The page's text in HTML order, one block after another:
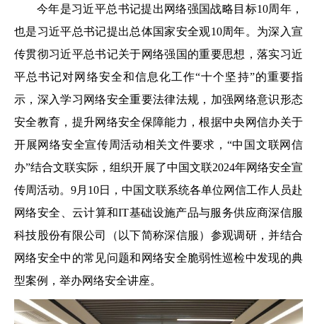
今年是习近平总书记提出网络强国战略目标10周年，
也是习近平总书记提出总体国家安全观10周年。为深入宣
传贯彻习近平总书记关于网络强国的重要思想，落实习近
平总书记对网络安全和信息化工作“十个坚持”的重要指
示，深入学习网络安全重要法律法规，加强网络意识形态
安全教育，提升网络安全保障能力，根据中央网信办关于
开展网络安全宣传周活动相关文件要求，“中国文联网信
办”结合文联实际，组织开展了中国文联2024年网络安全宣
传周活动。9月10日，中国文联系统各单位网信工作人员赴
网络安全、云计算和IT基础设施产品与服务供应商深信服
科技股份有限公司（以下简称深信服）参观调研，并结合
网络安全中的常见问题和网络安全脆弱性巡检中发现的典
型案例，举办网络安全讲座。